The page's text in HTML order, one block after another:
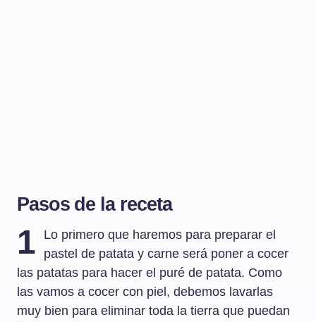
Pasos de la receta
1
Lo primero que haremos para preparar el
pastel de patata y carne será poner a cocer
las patatas para hacer el puré de patata. Como
las vamos a cocer con piel, debemos lavarlas
muy bien para eliminar toda la tierra que puedan